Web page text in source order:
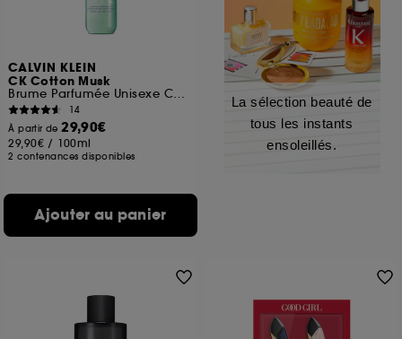
CALVIN KLEIN
CK Cotton Musk
Brume Parfumée Unisexe Corps & Cheveux
14
À partir de29,90€
29,90€ / 100ml
2 contenances disponibles
Ajouter au panier
La sélection beauté de
tous les instants
ensoleillés.